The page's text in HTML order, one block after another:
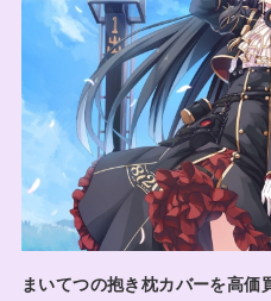
まいてつの抱き枕カバーを高価